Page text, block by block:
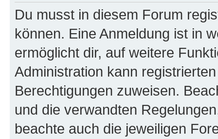
Du musst in diesem Forum
können. Eine Anmeldung ist in
ermöglicht dir, auf weitere
Administration kann
Berechtigungen zuweisen.
und die verwandten
beachte auch die jeweiligen